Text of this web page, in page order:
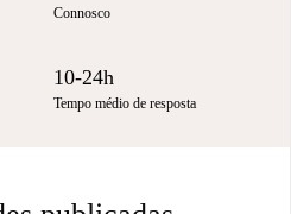
Connosco
10-24h
Tempo médio de resposta